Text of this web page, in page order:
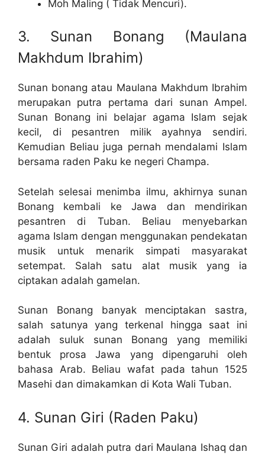
Moh Maling ( Tidak Mencuri).
3. Sunan Bonang (Maulana
Makhdum Ibrahim)
Sunan bonang atau Maulana Makhdum Ibrahim
merupakan putra pertama dari sunan Ampel.
Sunan Bonang ini belajar agama Islam sejak
kecil, di pesantren milik ayahnya sendiri.
Kemudian Beliau juga pernah mendalami Islam
bersama raden Paku ke negeri Champa.
Setelah selesai menimba ilmu, akhirnya sunan
Bonang kembali ke Jawa dan mendirikan
pesantren di Tuban. Beliau menyebarkan
agama Islam dengan menggunakan pendekatan
musik untuk menarik simpati masyarakat
setempat. Salah satu alat musik yang ia
ciptakan adalah gamelan.
Sunan Bonang banyak menciptakan sastra,
salah satunya yang terkenal hingga saat ini
adalah suluk sunan Bonang yang memiliki
bentuk prosa Jawa yang dipengaruhi oleh
bahasa Arab. Beliau wafat pada tahun 1525
Masehi dan dimakamkan di Kota Wali Tuban.
4. Sunan Giri (Raden Paku)
Sunan Giri adalah putra dari Maulana Ishaq dan